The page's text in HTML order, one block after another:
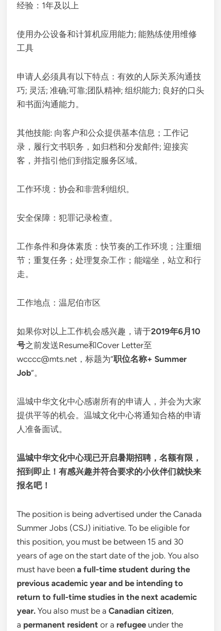
经验：1年及以上
使用办公设备和计算机应用能力; 能熟练使用维修
工具
申请人必须具有以下特点：有效的人际关系沟通技
巧; 灵活; 准确;可靠;团队精神; 组织能力; 良好的口头
和书面沟通能力。
其他技能: 向客户和公众提供基本信息；工作记
录，履行文书职务，如归档和分发邮件; 迎接宾
客，并指引他们到指定服务区域。
工作环境：协会和非营利组织。
安全保障：犯罪记录检查。
工作条件和身体素质：快节奏的工作环境；注重细
节；重复任务；处理复杂工作；能端坐，站立和行
走。
工作地点：温尼伯市区
如果你对以上工作机会感兴趣，请于2019年6月10
号之前发送Resume和Cover Letter至
wcccc@mts.net，标题为“职位名称+ Summer
Job”。
温城中华文化中心感谢所有的申请人，并会为大家
提供平等的机会。温城文化中心将通知合格的申请
人准备面试。
温城中华文化中心现已开启暑期招聘，名额有限，
招到即止！有感兴趣并符合要求的小伙伴们就快来
报名吧！
The position is being advertised under the Canada
Summer Jobs (CSJ) initiative. To be eligible for
this position, you must be between 15 and 30
years of age on the start date of the job. You also
must have been a full-time student during the
previous academic year and be intending to
return to full-time studies in the next academic
year. You also must be a Canadian citizen,
a permanent resident or a refugee under the